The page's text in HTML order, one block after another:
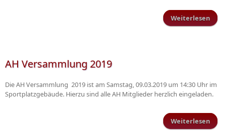
Weiterlesen
AH Versammlung 2019
Die AH Versammlung 2019 ist am Samstag, 09.03.2019 um 14:30 Uhr im
Sportplatzgebäude. Hierzu sind alle AH Mitglieder herzlich eingeladen.
Weiterlesen